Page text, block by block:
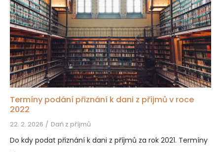
Termíny podání přiznání k dani z příjmů v roce
2022
22. 2. 2026 Daň z příjmů
Do kdy podat přiznání k dani z příjmů za rok 2021. Termíny